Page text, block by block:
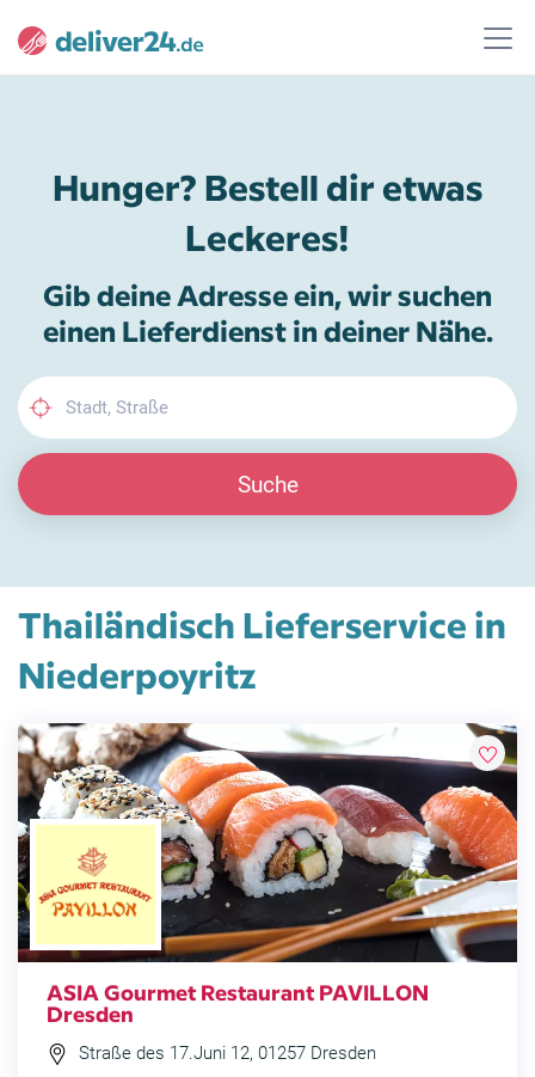
Hunger? Bestell dir etwas
Leckeres!
Gib deine Adresse ein, wir suchen
einen Lieferdienst in deiner Nähe.
Suche
Thailändisch Lieferservice in
Niederpoyritz
ASIA Gourmet Restaurant PAVILLON
Dresden
Straße des 17.Juni 12, 01257 Dresden